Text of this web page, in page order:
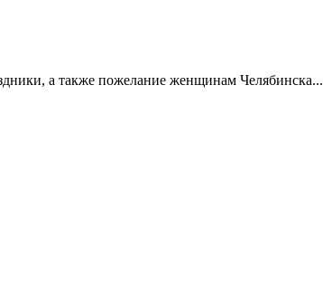
а также пожелание женщинам Челябинска...